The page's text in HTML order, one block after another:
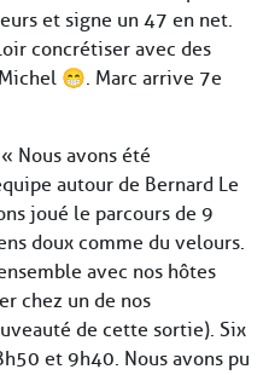
et signe un 47 en net.
concrétiser avec des
😁. Marc arrive 7e
Nous avons été
autour de Bernard Le
joué le parcours de 9
doux comme du velours.
avec nos hôtes
chez un de nos
de cette sortie). Six
et 9h40. Nous avons pu